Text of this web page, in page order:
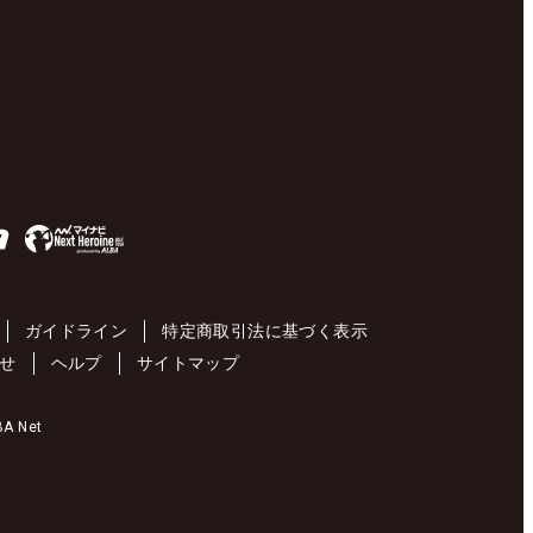
ガイドライン
特定商取引法に基づく表示
ヘルプ サイトマップ
Net